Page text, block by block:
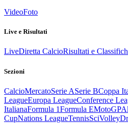
VideoFoto
Live e Risultati
LiveDiretta CalcioRisultati e
Sezioni
CalcioMercatoSerie ASerie BCoppa
LeagueEuropa LeagueConference
ItalianaFormula 1Formula EMotoGP
CupNations LeagueTennisSciVolley